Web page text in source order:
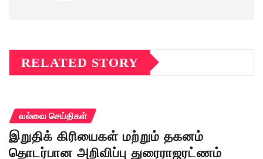
RELATED STORY
வல்வை செய்திகள்
இறுதிக் கிரியைகள் மற்றும் தகனம்
தொடர்பான அறிவிப்பு துரைராஜரட்ணம்